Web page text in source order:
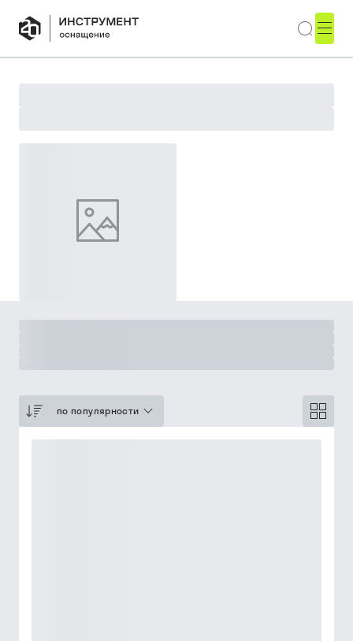
по популярности